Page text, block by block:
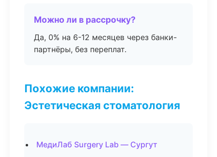
Можно ли в рассрочку?
Да, 0% на 6-12 месяцев через банки-
партнёры, без переплат.
Похожие компании:
Эстетическая стоматология
МедиЛаб Surgery Lab — Сургут